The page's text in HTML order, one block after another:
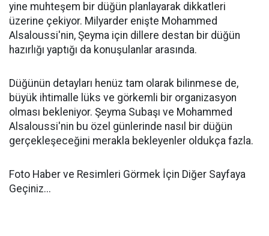
yine muhteşem bir düğün planlayarak dikkatleri
üzerine çekiyor. Milyarder enişte Mohammed
Alsaloussi'nin, Şeyma için dillere destan bir düğün
hazırlığı yaptığı da konuşulanlar arasında.
Düğünün detayları henüz tam olarak bilinmese de,
büyük ihtimalle lüks ve görkemli bir organizasyon
olması bekleniyor. Şeyma Subaşı ve Mohammed
Alsaloussi'nin bu özel günlerinde nasıl bir düğün
gerçekleşeceğini merakla bekleyenler oldukça fazla.
Foto Haber ve Resimleri Görmek İçin Diğer Sayfaya
Geçiniz...